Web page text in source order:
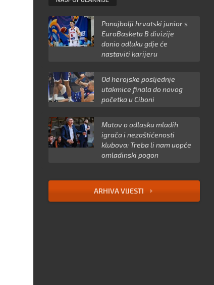
Ponajbolji hrvatski junior s
EuroBasketa B divizije
donio odluku gdje će
nastaviti karijeru
Od herojske posljednje
utakmice finala do novog
početka u Ciboni
Matov o odlasku mladih
igrača i nezaštićenosti
klubova: Treba li nam uopće
omladinski pogon
ARHIVA VIJESTI